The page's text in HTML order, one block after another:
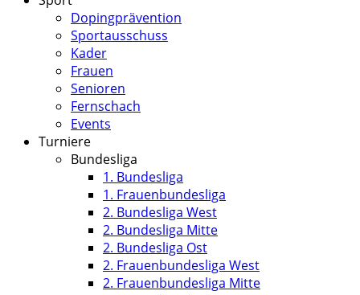
Dopingprävention
Sportausschuss
Kader
Frauen
Senioren
Fernschach
Events
Turniere
Bundesliga
1. Bundesliga
1. Frauenbundesliga
2. Bundesliga West
2. Bundesliga Mitte
2. Bundesliga Ost
2. Frauenbundesliga West
2. Frauenbundesliga Mitte